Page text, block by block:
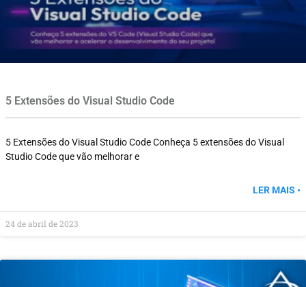
5 Extensões do Visual Studio Code
5 Extensões do Visual Studio Code Conheça 5 extensões do Visual
Studio Code que vão melhorar e
LER MAIS •
24 de abril de 2023